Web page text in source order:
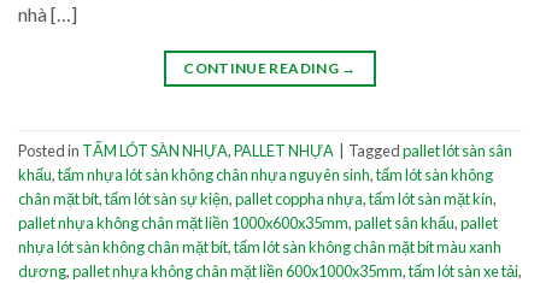
nhà […]
CONTINUE READING →
Posted in TẤM LÓT SÀN NHỰA,PALLET NHỰA Taggedpallet lót sàn sân
khấu,tấm nhựa lót sàn không chân nhựa nguyên sinh,tấm lót sàn không
chân mặt bít,tấm lót sàn sự kiện,pallet coppha nhựa,tấm lót sàn mặt kín,
pallet nhựa không chân mặt liền 1000x600x35mm,pallet sân khấu,pallet
nhựa lót sàn không chân mặt bít,tấm lót sàn không chân mặt bít màu xanh
dương,pallet nhựa không chân mặt liền 600x1000x35mm,tấm lót sàn xe tải,